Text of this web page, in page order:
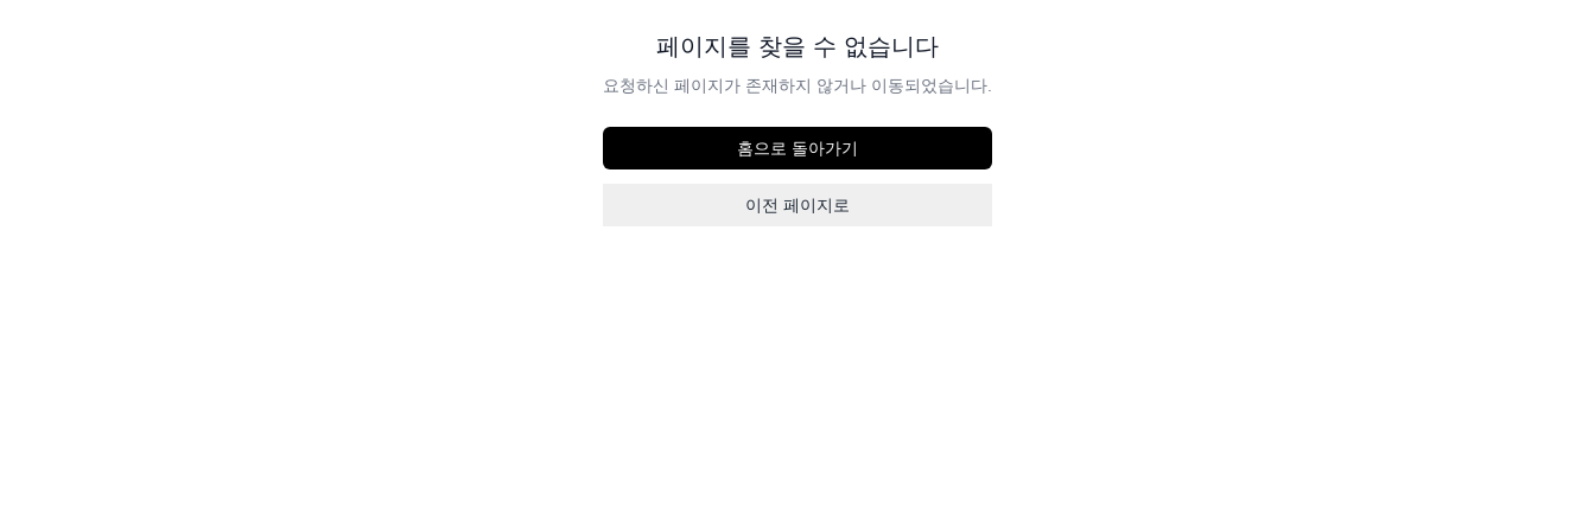
페이지를 찾을 수 없습니다
요청하신 페이지가 존재하지 않거나 이동되었습니다.
홈으로 돌아가기
이전 페이지로